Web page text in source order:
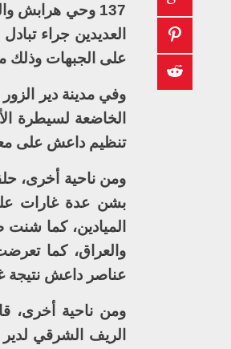
137 وحي هرابش
العديدين جراء
على الجبهات
وفي مدينة دير
الخاضعة لسيطرة
تنظيم داعش على
ومن ناحية أخرى،
بشن عدة غارات
الميادين، كما
والعراق، كما
عناصر داعش نتيجة
ومن ناحية أخرى،
الريف الشرقي